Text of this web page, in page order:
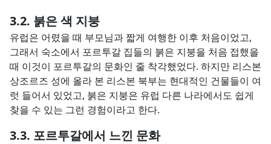
붉은 색 지붕
유럽은 어렸을 때 부모님과 짧게 여행한 이후 처음이었고,
그래서 숙소에서 포르투갈 집들의 붉은 지붕을 처음 접했을
때 이것이 포르투갈의 문화인 줄 착각했었다. 하지만 리스본
상조르즈 성에 올라 본 리스본 북부는 현대적인 건물들이 여
럿 들어서 있었고, 붉은 지붕은 유럽 다른 나라에서도 쉽게
찾을 수 있는 그런 경험이라고 한다.
포르투갈에서 느낀 문화